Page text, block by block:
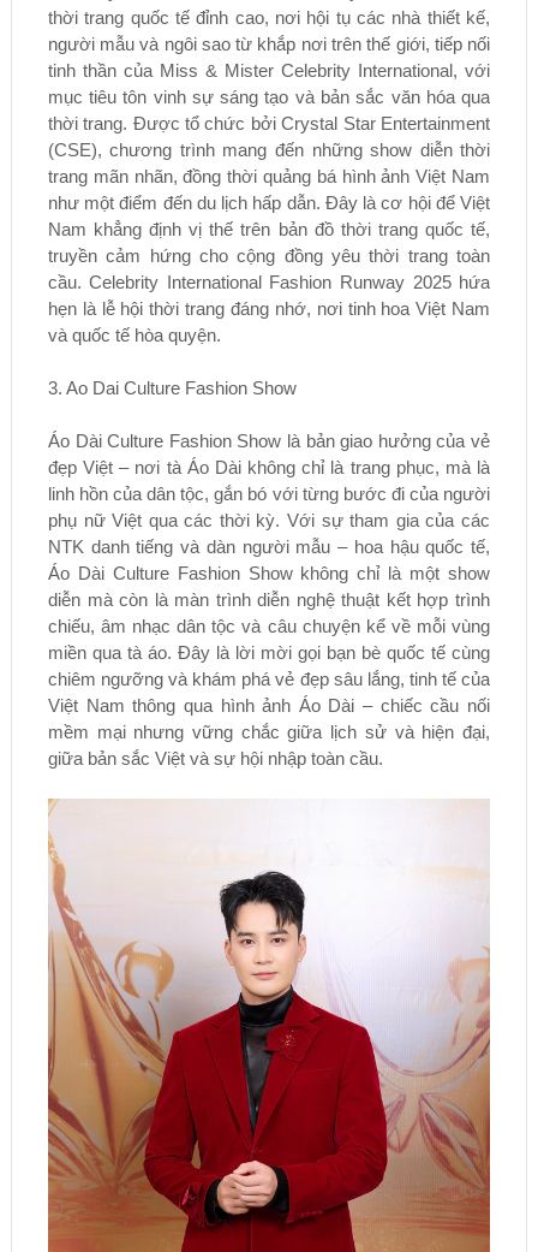
thời trang quốc tế đỉnh cao, nơi hội tụ các nhà thiết kế,
người mẫu và ngôi sao từ khắp nơi trên thế giới, tiếp nối
tinh thần của Miss & Mister Celebrity International, với
mục tiêu tôn vinh sự sáng tạo và bản sắc văn hóa qua
thời trang. Được tổ chức bởi Crystal Star Entertainment
(CSE), chương trình mang đến những show diễn thời
trang mãn nhãn, đồng thời quảng bá hình ảnh Việt Nam
như một điểm đến du lịch hấp dẫn. Đây là cơ hội để Việt
Nam khẳng định vị thế trên bản đồ thời trang quốc tế,
truyền cảm hứng cho cộng đồng yêu thời trang toàn
cầu. Celebrity International Fashion Runway 2025 hứa
hẹn là lễ hội thời trang đáng nhớ, nơi tinh hoa Việt Nam
và quốc tế hòa quyện.
3. Ao Dai Culture Fashion Show
Áo Dài Culture Fashion Show là bản giao hưởng của vẻ
đẹp Việt – nơi tà Áo Dài không chỉ là trang phục, mà là
linh hồn của dân tộc, gắn bó với từng bước đi của người
phụ nữ Việt qua các thời kỳ. Với sự tham gia của các
NTK danh tiếng và dàn người mẫu – hoa hậu quốc tế,
Áo Dài Culture Fashion Show không chỉ là một show
diễn mà còn là màn trình diễn nghệ thuật kết hợp trình
chiếu, âm nhạc dân tộc và câu chuyện kể về mỗi vùng
miền qua tà áo. Đây là lời mời gọi bạn bè quốc tế cùng
chiêm ngưỡng và khám phá vẻ đẹp sâu lắng, tinh tế của
Việt Nam thông qua hình ảnh Áo Dài – chiếc cầu nối
mềm mại nhưng vững chắc giữa lịch sử và hiện đại,
giữa bản sắc Việt và sự hội nhập toàn cầu.